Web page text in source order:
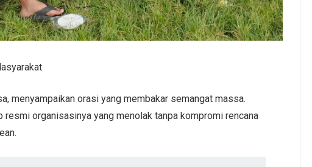
menyampaikan orasi yang membakar semangat massa.
resmi organisasinya yang menolak tanpa kompromi rencana